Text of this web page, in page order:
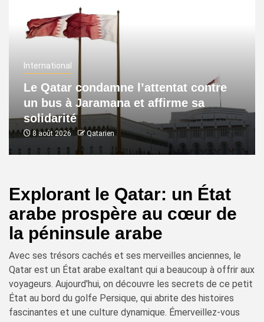
International
Le Qatar condamne l’attentat contre
un bus à Jaramana et affirme sa
solidarité
8 août 2026 Qatarien
Explorant le Qatar: un État
arabe prospère au cœur de
la péninsule arabe
Avec ses trésors cachés et ses merveilles anciennes, le
Qatar est un État arabe exaltant qui a beaucoup à offrir aux
voyageurs. Aujourd'hui, on découvre les secrets de ce petit
État au bord du golfe Persique, qui abrite des histoires
fascinantes et une culture dynamique. Émerveillez-vous